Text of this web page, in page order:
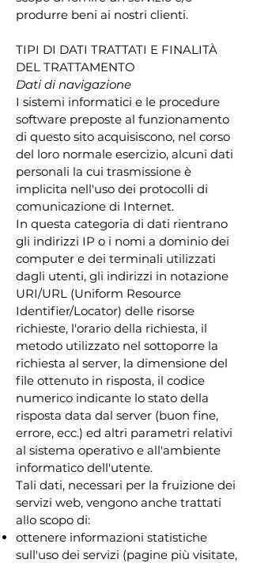
produrre beni ai nostri clienti.
TIPI DI DATI TRATTATI E FINALITÀ
DEL TRATTAMENTO
​Dati di navigazione
I sistemi informatici e le procedure
software preposte al funzionamento
di questo sito acquisiscono, nel corso
del loro normale esercizio, alcuni dati
personali la cui trasmissione è
implicita nell'uso dei protocolli di
comunicazione di Internet.
In questa categoria di dati rientrano
gli indirizzi IP o i nomi a dominio dei
computer e dei terminali utilizzati
dagli utenti, gli indirizzi in notazione
URI/URL (Uniform Resource
Identifier/Locator) delle risorse
richieste, l'orario della richiesta, il
metodo utilizzato nel sottoporre la
richiesta al server, la dimensione del
file ottenuto in risposta, il codice
numerico indicante lo stato della
risposta data dal server (buon fine,
errore, ecc.) ed altri parametri relativi
al sistema operativo e all'ambiente
informatico dell'utente.
Tali dati, necessari per la fruizione dei
servizi web, vengono anche trattati
allo scopo di:
ottenere informazioni statistiche
sull'uso dei servizi (pagine più visitate,